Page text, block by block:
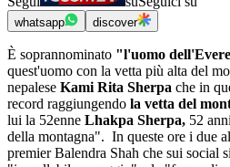
whatsapp discover
È soprannominato "l'uomo
quest'uomo con la vetta più alta del
nepalese Kami Rita Sherpa che in
record raggiungendo la vetta del
lui la 52enne Lhakpa Sherpa, 52
della montagna". In queste ore i due
premier Balendra Shah che sui social